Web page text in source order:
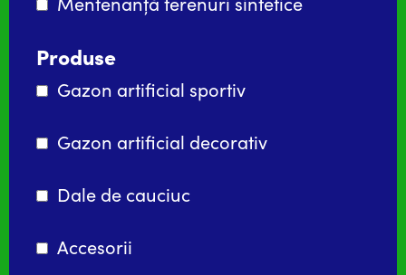
Produse
Gazon artificial sportiv
Gazon artificial decorativ
Dale de cauciuc
Accesorii